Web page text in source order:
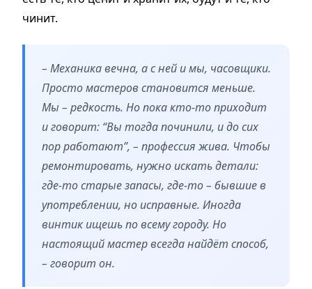
чинит.
– Механика вечна, а с ней и мы, часовщики.
Просто мастеров становится меньше.
Мы – редкость. Но пока кто-то приходит
и говорит: “Вы тогда починили, и до сих
пор работают”, – профессия жива. Чтобы
ремонтировать, нужно искать детали:
где-то старые запасы, где-то – бывшие в
употреблении, но исправные. Иногда
винтик ищешь по всему городу. Но
настоящий мастер всегда найдёт способ,
– говорит он.